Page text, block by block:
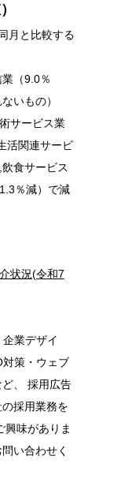
月と比較する
（9.0％
いもの）
サービス業
活関連サービ
食サービス
％減）で減
状況(令和7
業デザイ
対策・ウェブ
、 採用広告
採用業務を
興味がありま
い合わせく